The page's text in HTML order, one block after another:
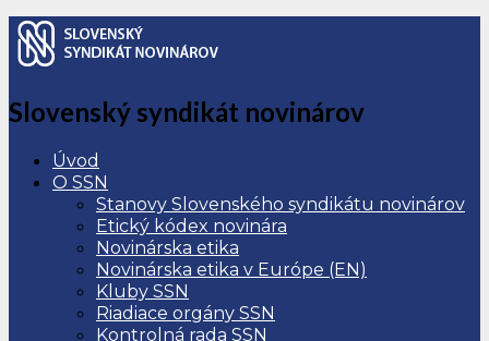
Slovenský syndikát novinárov
Úvod
O SSN
Stanovy Slovenského syndikátu novinárov
Etický kódex novinára
Novinárska etika
Novinárska etika v Európe (EN)
Kluby SSN
Riadiace orgány SSN
Kontrolná rada SSN